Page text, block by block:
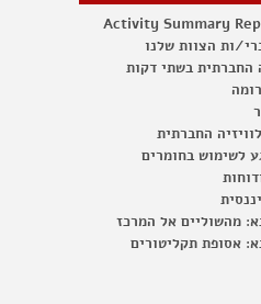
Activity Summary
ות הצוות שלנו
החברתית בשתי דקות
החברתית
לשימוש בחומרים
מהשוליים אל המרכז
אסופת תקליטורים